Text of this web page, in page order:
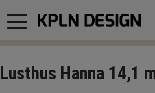
Meny
Lusthus Hanna 14,1